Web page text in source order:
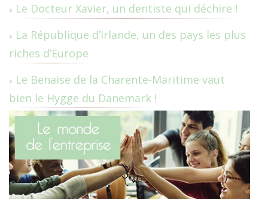
Le Docteur Xavier, un dentiste qui déchire !
La République d’Irlande, un des pays les plus
riches d’Europe
Le Benaise de la Charente-Maritime vaut
bien le Hygge du Danemark !